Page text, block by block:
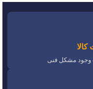
وجود مشکل فنی